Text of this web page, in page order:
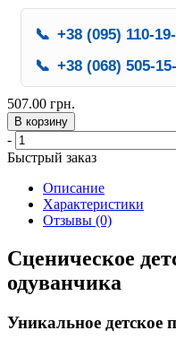
📞 +38 (095) 110-
📞 +38 (068) 505-
507.00 грн.
В корзину
-
Быстрый заказ
Описание
Характеристики
Отзывы (0)
Сценическое
одуванчика
Уникальное детское